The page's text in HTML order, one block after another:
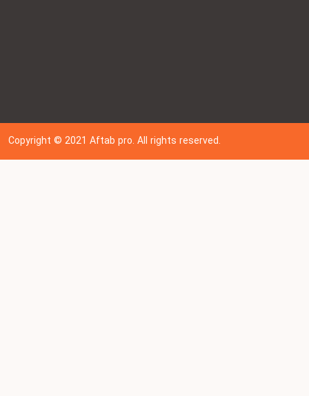
Copyright © 202 1Aftab pro. All rights reserved.